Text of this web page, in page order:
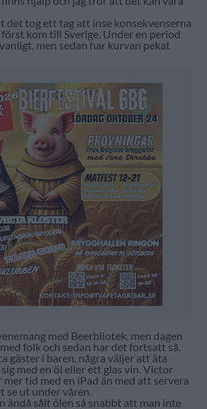
det tog ett tag att inse konsekvenserna
kom till Sverige. Under en period
men sedan har kurvan pekat
med Beerbliotek, men dagen
folk och sedan har det fortsatt så.
gäster i baren, några väljer att äta
med en öl eller ett glas vin. Victor
tid med en iPad än med att servera
se ut under våren.
ändå sålt ölen så snabbt att man inte